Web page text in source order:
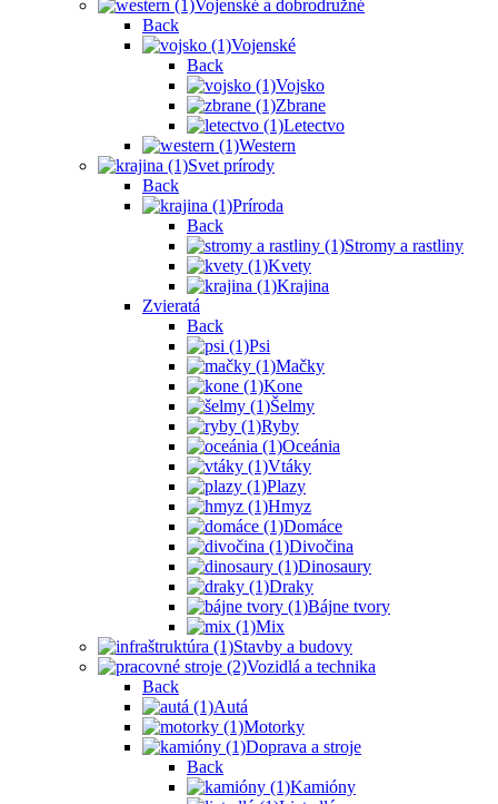
Vojenské a dobrodružné
Back
Vojenské
Back
Vojsko
Zbrane
Letectvo
Western
Svet prírody
Back
Príroda
Back
Stromy a rastliny
Kvety
Krajina
Zvieratá
Back
Psi
Mačky
Kone
Šelmy
Ryby
Oceánia
Vtáky
Plazy
Hmyz
Domáce
Divočina
Dinosaury
Draky
Bájne tvory
Mix
Stavby a budovy
Vozidlá a technika
Back
Autá
Motorky
Doprava a stroje
Back
Kamióny